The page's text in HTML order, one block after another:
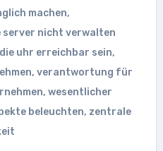
machen,
server nicht verwalten
uhr erreichbar sein,
, verantwortung für
, wesentlicher
beleuchten, zentrale